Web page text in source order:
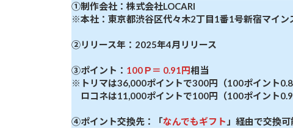
①制作会社：株式会社LOCARI
※本社：東京都渋谷区代々木2丁目1番1号新宿マイン
②リリース年：2025年4月リリース
③ポイント： 100Ｐ＝ 0.91円相当
※トリマは36,000ポイントで300円（100ポイント
ロコネは11,000ポイントで100円（100ポイント
④ポイント交換先：「なんでもギフト 」経由で交換可